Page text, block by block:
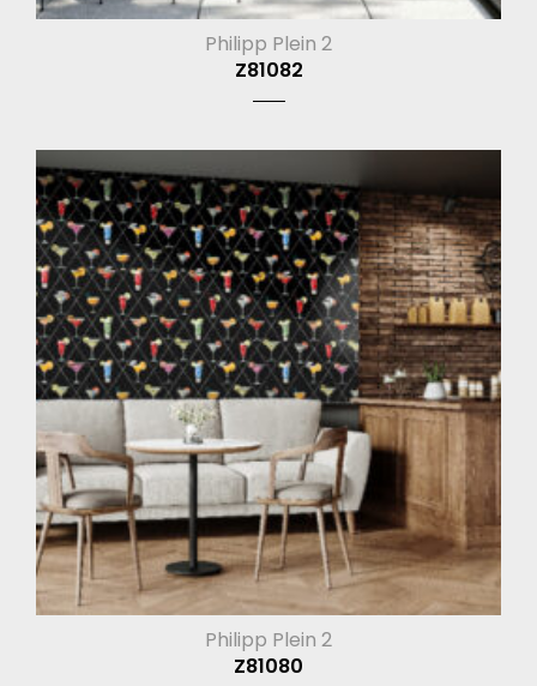
Philipp Plein 2
Z81082
Philipp Plein 2
Z81080